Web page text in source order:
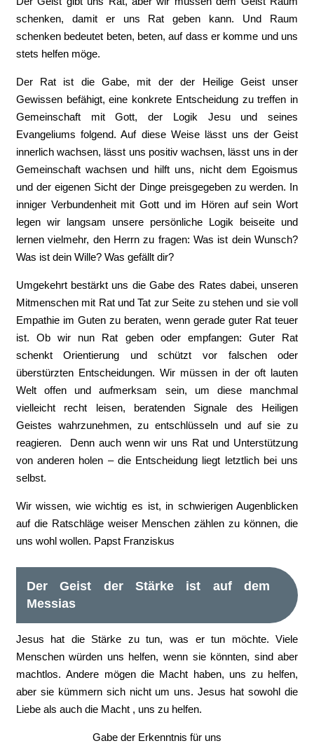
schenken, damit er uns Rat geben kann. Und Raum
schenken bedeutet beten, beten, auf dass er komme und uns
stets helfen möge.
Der Rat ist die Gabe, mit der der Heilige Geist unser
Gewissen befähigt, eine konkrete Entscheidung zu treffen in
Gemeinschaft mit Gott, der Logik Jesu und seines
Evangeliums folgend. Auf diese Weise lässt uns der Geist
innerlich wachsen, lässt uns positiv wachsen, lässt uns in der
Gemeinschaft wachsen und hilft uns, nicht dem Egoismus
und der eigenen Sicht der Dinge preisgegeben zu werden. In
inniger Verbundenheit mit Gott und im Hören auf sein Wort
legen wir langsam unsere persönliche Logik beiseite und
lernen vielmehr, den Herrn zu fragen: Was ist dein Wunsch?
Was ist dein Wille? Was gefällt dir?
Umgekehrt bestärkt uns die Gabe des Rates dabei, unseren
Mitmenschen mit Rat und Tat zur Seite zu stehen und sie voll
Empathie im Guten zu beraten, wenn gerade guter Rat teuer
ist. Ob wir nun Rat geben oder empfangen: Guter Rat
schenkt Orientierung und schützt vor falschen oder
überstürzten Entscheidungen. Wir müssen in der oft lauten
Welt offen und aufmerksam sein, um diese manchmal
vielleicht recht leisen, beratenden Signale des Heiligen
Geistes wahrzunehmen, zu entschlüsseln und auf sie zu
reagieren. Denn auch wenn wir uns Rat und Unterstützung
von anderen holen – die Entscheidung liegt letztlich bei uns
selbst.
Wir wissen, wie wichtig es ist, in schwierigen Augenblicken
auf die Ratschläge weiser Menschen zählen zu können, die
uns wohl wollen. Papst Franziskus
Der Geist der Stärke ist auf dem
Messias
Jesus hat die Stärke zu tun, was er tun möchte. Viele
Menschen würden uns helfen, wenn sie könnten, sind aber
machtlos. Andere mögen die Macht haben, uns zu helfen,
aber sie kümmern sich nicht um uns. Jesus hat sowohl die
Liebe als auch die Macht , uns zu helfen.
Gabe der Erkenntnis für uns